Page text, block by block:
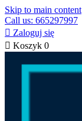
Skip to main content
Call us: 665297997
 Zaloguj się
 Koszyk 0